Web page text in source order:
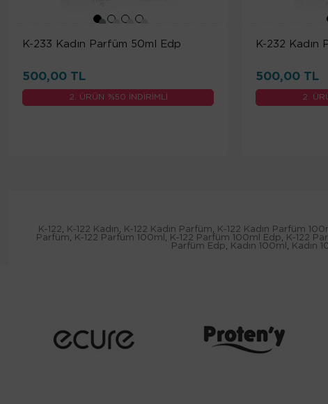
K-233 Kadın Parfüm 50ml Edp
500,00 TL
2. ÜRÜN %50 İNDİRİMLİ
K-232 Kadın
500,00 TL
2.
K-122 K-122 Kadın K-122 Kadın Parfüm K-122 Kadın Parfüm
Parfüm
K-122 Parfüm 100ml K-122 Parfüm 100ml Edp K-122
Parfüm Edp
Kadın 100ml Kadın